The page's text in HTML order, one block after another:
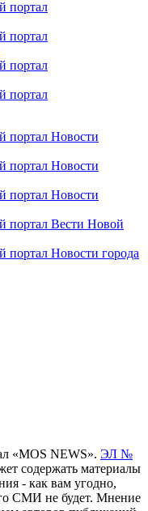
портал
портал
портал
портал
портал Новости
портал Новости
портал Новости
портал Вести Новой
Новости города
«MOS NEWS». ЭЛ №
содержать материалы
- как вам угодно,
СМИ не будет. Мнение